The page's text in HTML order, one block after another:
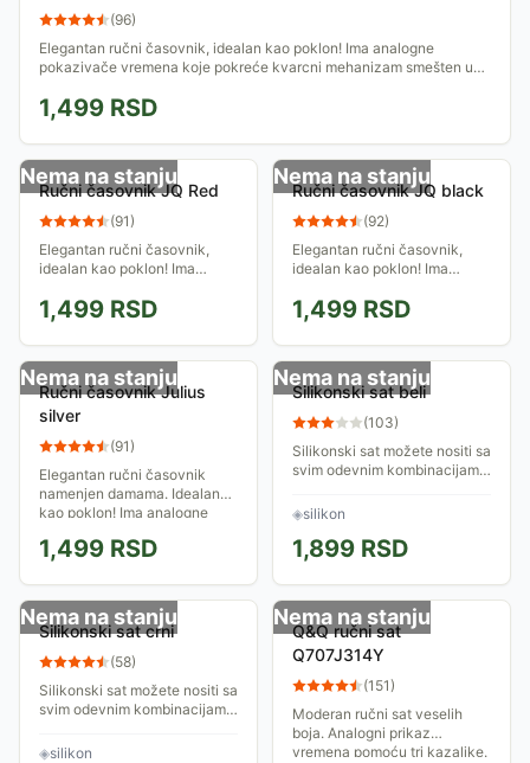
(96)
Elegantan ručni časovnik, idealan kao poklon! Ima analogne
pokazivače vremena koje pokreće kvarcni mehanizam smešten u
1,499 RSD
Nema na stanju
Ručni časovnik JQ Red
(91)
Elegantan ručni časovnik,
idealan kao poklon! Ima
vremena koje pokreće
kvarcni mehanizam smešten
u okruglo kućište izrađeno
od...
1,499 RSD
Nema na stanju
Ručni časovnik JQ black
(92)
Elegantan ručni časovnik,
idealan kao poklon! Ima
vremena koje pokreće
kvarcni mehanizam smešten
u okruglo kućište izrađeno
od...
1,499 RSD
Nema na stanju
Ručni časovnik Julius
silver
(91)
Elegantan ručni časovnik
namenjen damama. Idealan
kao poklon! Ima analogne
pokreće kvarcni mehanizam
1,499 RSD
Nema na stanju
Silikonski sat beli
(103)
Silikonski sat možete nositi sa
svim odevnim kombinacijama.
varijante.
◈silikon
1,899 RSD
Nema na stanju
Silikonski sat crni
(58)
Silikonski sat možete nositi sa
svim odevnim kombinacijama.
varijante.
◈silikon
Nema na stanju
Q&Q ručni sat
Q707J314Y
(151)
Moderan ručni sat veselih
boja. Analogni prikaz
vremena pomoću tri kazaljke.